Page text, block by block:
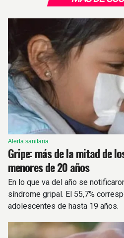
Alerta sanitaria
Gripe: más de la mitad de
menores de 20 años
En lo que va del año se
síndrome gripal. El 55,7%
adolescentes de hasta 19 años.